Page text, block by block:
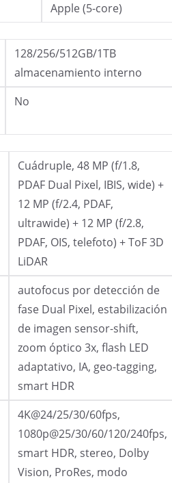
Apple (5-core)
128/256/512GB/1TB
almacenamiento interno
No
Cuádruple, 48 MP (f/1.8,
PDAF Dual Pixel, IBIS, wide) +
12 MP (f/2.4, PDAF,
ultrawide) + 12 MP (f/2.8,
PDAF, OIS, telefoto) + ToF 3D
LiDAR
autofocus por detección de
fase Dual Pixel, estabilización
de imagen sensor-shift,
zoom óptico 3x, flash LED
adaptativo, IA, geo-tagging,
smart HDR
4K@24/25/30/60fps,
1080p@25/30/60/120/240fps,
smart HDR, stereo, Dolby
Vision, ProRes, modo